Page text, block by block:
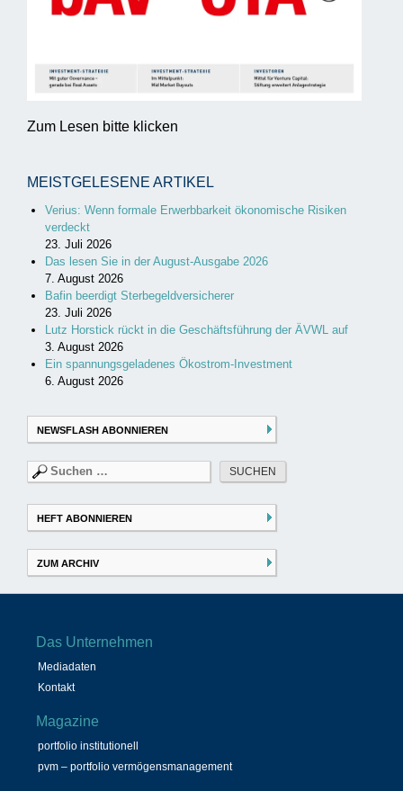
Zum Lesen bitte klicken
MEISTGELESENE ARTIKEL
Verius: Wenn formale Erwerbbarkeit ökonomische Risiken
verdeckt
23. Juli 2026
Das lesen Sie in der August-Ausgabe 2026
7. August 2026
Bafin beerdigt Sterbegeldversicherer
23. Juli 2026
Lutz Horstick rückt in die Geschäftsführung der ÄVWL auf
3. August 2026
Ein spannungsgeladenes Ökostrom-Investment
6. August 2026
NEWSFLASH ABONNIEREN
Suchen
nach:
HEFT ABONNIEREN
ZUM ARCHIV
Das Unternehmen
Mediadaten
Kontakt
Magazine
portfolio institutionell
pvm – portfolio vermögensmanagement